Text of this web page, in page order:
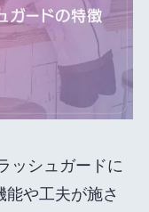
ッシュガードに
や工夫が施さ